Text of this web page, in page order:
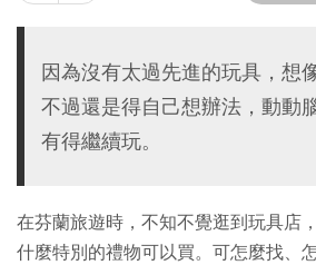
因為沒有太過先進的玩具，想
不過還是得自己想辦法，動動
有得繼續玩。
在芬蘭旅遊時，不知不覺逛到玩具店
什麼特別的禮物可以買。可怎麼找、